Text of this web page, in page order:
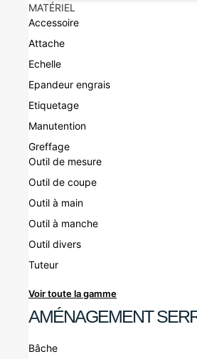
MATÉRIEL
Accessoire
Attache
Echelle
Epandeur engrais
Etiquetage
Manutention
Greffage
Outil de mesure
Outil de coupe
Outil à main
Outil à manche
Outil divers
Tuteur
Voir toute la gamme
AMÉNAGEMENT
Bâche